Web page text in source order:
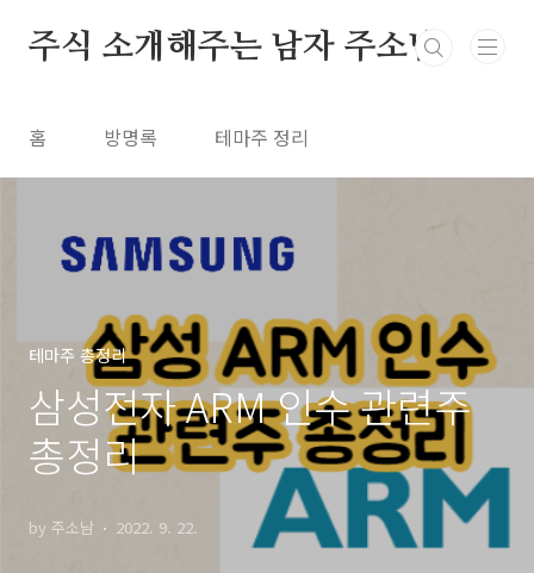
주식 소개해주는 남자 주소남
홈 방명록 테마주 정리
테마주 총정리
삼성전자 ARM 인수 관련주
총정리
by 주소남 2022. 9. 22.